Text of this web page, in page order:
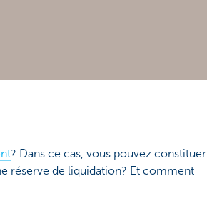
? Dans ce cas, vous pouvez constituer
réserve de liquidation? Et comment